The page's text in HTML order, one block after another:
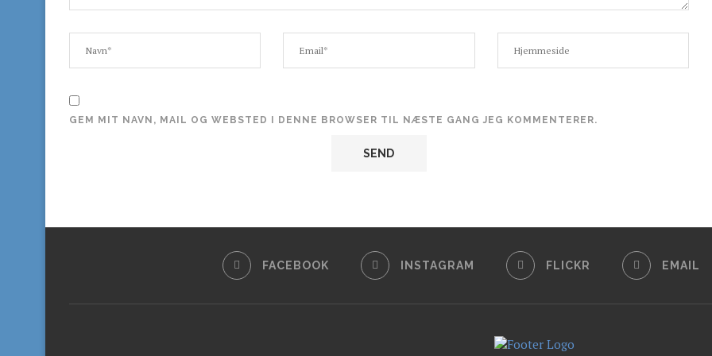
GEM MIT NAVN, MAIL OG WEBSTED I DENNE BROWSER TIL NÆSTE GANG JEG KOMMENTERER.
FACEBOOK INSTAGRAM FLICKR EMAIL